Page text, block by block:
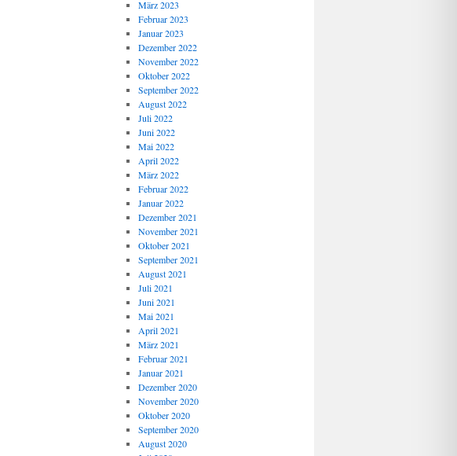
März 2023
Februar 2023
Januar 2023
Dezember 2022
November 2022
Oktober 2022
September 2022
August 2022
Juli 2022
Juni 2022
Mai 2022
April 2022
März 2022
Februar 2022
Januar 2022
Dezember 2021
November 2021
Oktober 2021
September 2021
August 2021
Juli 2021
Juni 2021
Mai 2021
April 2021
März 2021
Februar 2021
Januar 2021
Dezember 2020
November 2020
Oktober 2020
September 2020
August 2020